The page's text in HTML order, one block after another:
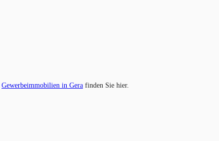
Gewerbeimmobilien in Gera finden Sie hier.